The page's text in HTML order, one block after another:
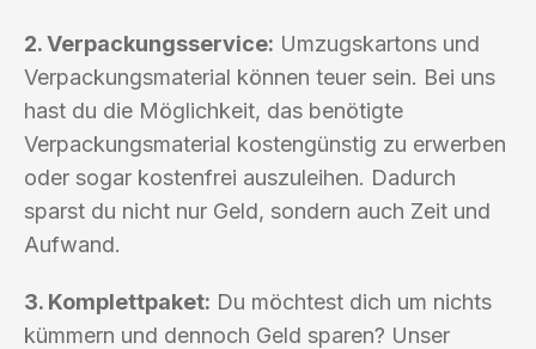
2. Verpackungsservice: Umzugskartons und
Verpackungsmaterial können teuer sein. Bei uns
hast du die Möglichkeit, das benötigte
Verpackungsmaterial kostengünstig zu erwerben
oder sogar kostenfrei auszuleihen. Dadurch
sparst du nicht nur Geld, sondern auch Zeit und
Aufwand.
3. Komplettpaket: Du möchtest dich um nichts
kümmern und dennoch Geld sparen? Unser